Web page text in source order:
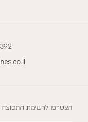
הצטרפו לרשימת התפוצה